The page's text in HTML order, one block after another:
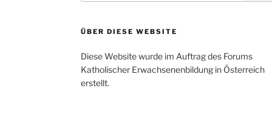
ÜBER DIESE WEBSITE
Diese Website wurde im Auftrag des Forums
Katholischer Erwachsenenbildung in Österreich
erstellt.